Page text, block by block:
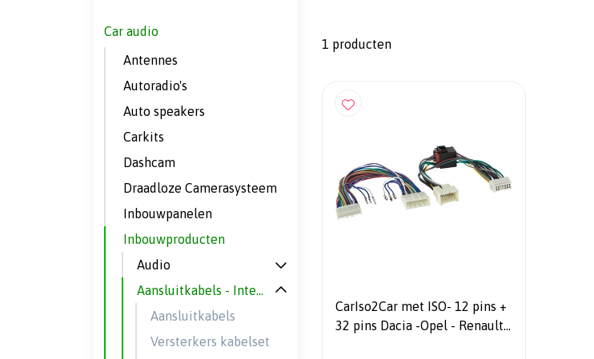
1 producten
CarIso2Car met ISO- 12 pins +
32 pins Dacia -Opel - Renault -
Car audio
Antennes
Autoradio's
Auto speakers
Carkits
Dashcam
Draadloze Camerasysteem
Inbouwpanelen
Inbouwproducten
Audio
Aansluitkabels - Interfaces
Aansluitkabels
Versterkers kabelset